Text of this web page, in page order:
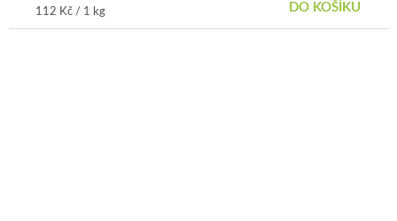
Měrná
cena:
112 Kč / 1 kg DO KOŠÍKU